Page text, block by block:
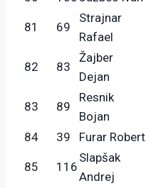
81 69
Strajnar
Rafael
82 83
Žajber
Dejan
83 89
Resnik
Bojan
84 39 Furar Robert
85 116
Slapšak
Andrej